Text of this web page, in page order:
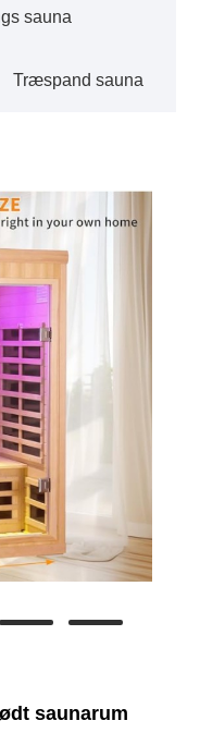
sauna
Træspand sauna
saunarum